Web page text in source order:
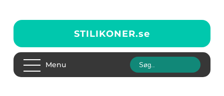
STILIKONER.se
Menu